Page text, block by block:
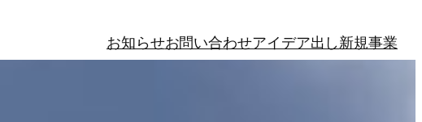
お知らせお問い合わせアイデア出し新規事業